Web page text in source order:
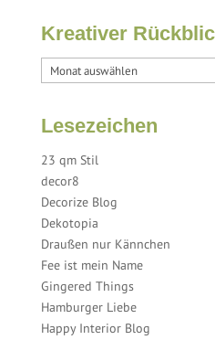
Kreativer
Lesezeichen
23 qm Stil
decor8
Decorize Blog
Dekotopia
Draußen nur Kännchen
Fee ist mein Name
Gingered Things
Hamburger Liebe
Happy Interior Blog